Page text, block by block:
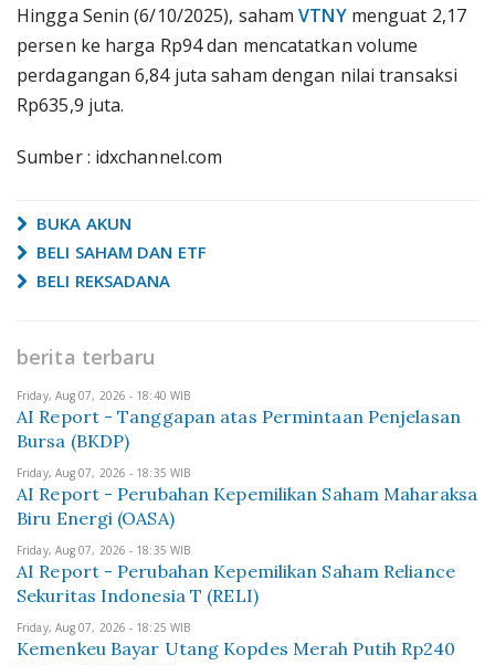
Hingga Senin (6/10/2025), sahamVTNYmenguat 2,17
persen ke harga Rp94 dan mencatatkan volume
perdagangan 6,84 juta saham dengan nilai transaksi
Rp635,9 juta.
Sumber : idxchannel.com
BUKA AKUN
BELI SAHAM DAN ETF
BELI REKSADANA
berita terbaru
Friday, Aug 07, 2026 - 18:40 WIB
AI Report - Tanggapan atas Permintaan Penjelasan
Bursa (BKDP)
Friday, Aug 07, 2026 - 18:35 WIB
AI Report - Perubahan Kepemilikan Saham Maharaksa
Biru Energi (OASA)
Friday, Aug 07, 2026 - 18:35 WIB
AI Report - Perubahan Kepemilikan Saham Reliance
Sekuritas Indonesia T (RELI)
Friday, Aug 07, 2026 - 18:25 WIB
Kemenkeu Bayar Utang Kopdes Merah Putih Rp240